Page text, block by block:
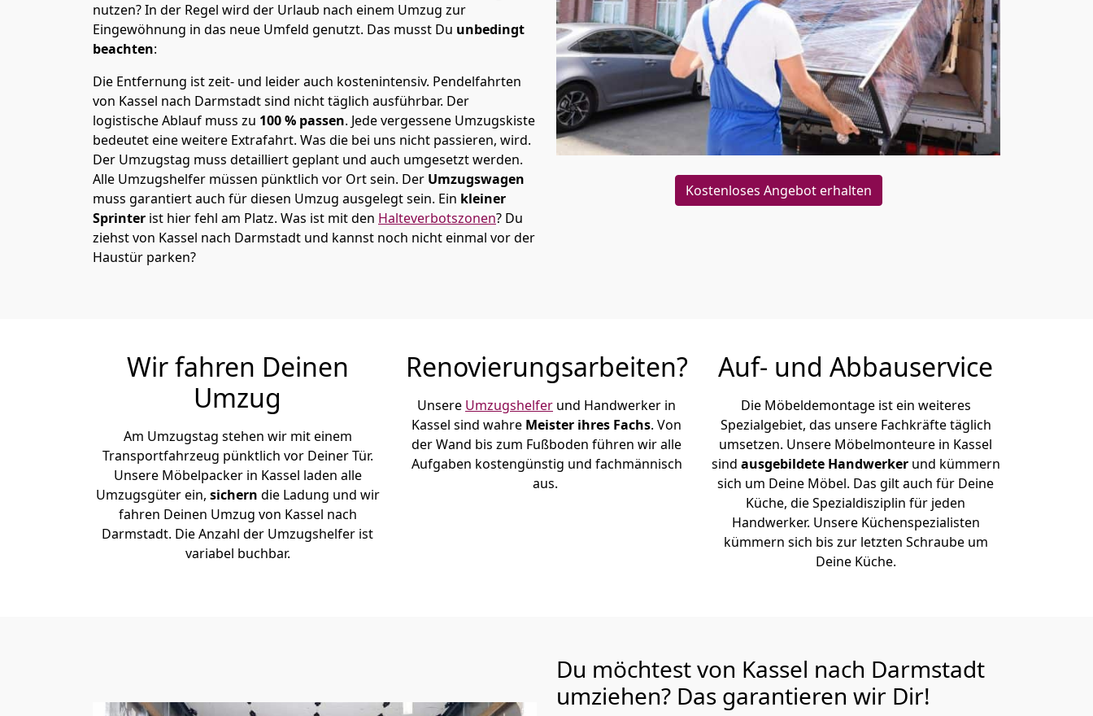
nutzen? In der Regel wird der Urlaub nach einem Umzug zur
Eingewöhnung in das neue Umfeld genutzt. Das musst Du unbedingt
beachten:
Die Entfernung ist zeit- und leider auch kostenintensiv. Pendelfahrten
von Kassel nach Darmstadt sind nicht täglich ausführbar. Der
logistische Ablauf muss zu 100 % passen. Jede vergessene Umzugskiste
bedeutet eine weitere Extrafahrt. Was die bei uns nicht passieren, wird.
Der Umzugstag muss detailliert geplant und auch umgesetzt werden.
Alle Umzugshelfer müssen pünktlich vor Ort sein. Der Umzugswagen
muss garantiert auch für diesen Umzug ausgelegt sein. Ein kleiner
Sprinter ist hier fehl am Platz. Was ist mit den Halteverbotszonen? Du
ziehst von Kassel nach Darmstadt und kannst noch nicht einmal vor der
Haustür parken?
Kostenloses Angebot erhalten
Wir fahren Deinen
Umzug
Am Umzugstag stehen wir mit einem
Transportfahrzeug pünktlich vor Deiner Tür.
Unsere Möbelpacker in Kassel laden alle
Umzugsgüter ein, sichern die Ladung und wir
fahren Deinen Umzug von Kassel nach
Darmstadt. Die Anzahl der Umzugshelfer ist
variabel buchbar.
Renovierungsarbeiten?
Unsere Umzugshelfer und Handwerker in
Kassel sind wahre Meister ihres Fachs. Von
der Wand bis zum Fußboden führen wir alle
Aufgaben kostengünstig und fachmännisch
aus.
Auf- und Abbauservice
Die Möbeldemontage ist ein weiteres
Spezialgebiet, das unsere Fachkräfte täglich
umsetzen. Unsere Möbelmonteure in Kassel
sind ausgebildete Handwerker und kümmern
sich um Deine Möbel. Das gilt auch für Deine
Küche, die Spezialdisziplin für jeden
Handwerker. Unsere Küchenspezialisten
kümmern sich bis zur letzten Schraube um
Deine Küche.
Du möchtest von Kassel nach Darmstadt
umziehen? Das garantieren wir Dir!